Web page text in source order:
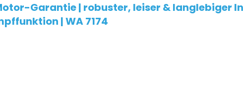
Garantie | robuster, leiser & langlebiger
| WA 7174